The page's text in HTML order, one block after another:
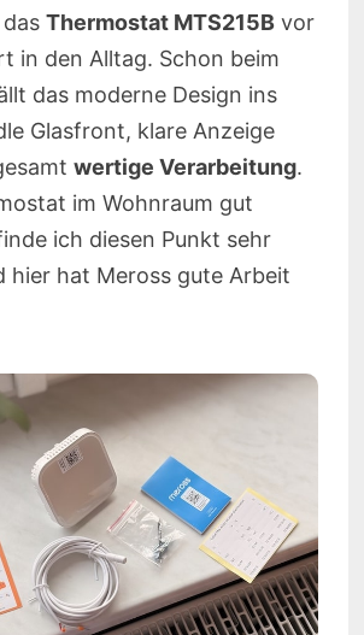
Thermostat MTS215Bvor
in den Alltag. Schon beim
das moderne Design ins
Glasfront, klare Anzeige
wertige Verarbeitung.
im Wohnraum gut
ich diesen Punkt sehr
hier hat Meross gute Arbeit